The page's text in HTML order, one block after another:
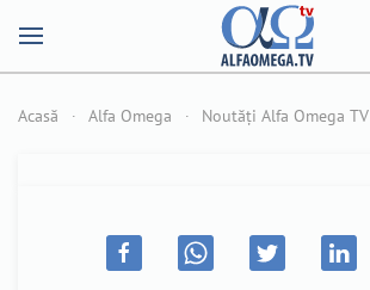
Acasă Alfa Omega Noutăți Alfa Omega TV